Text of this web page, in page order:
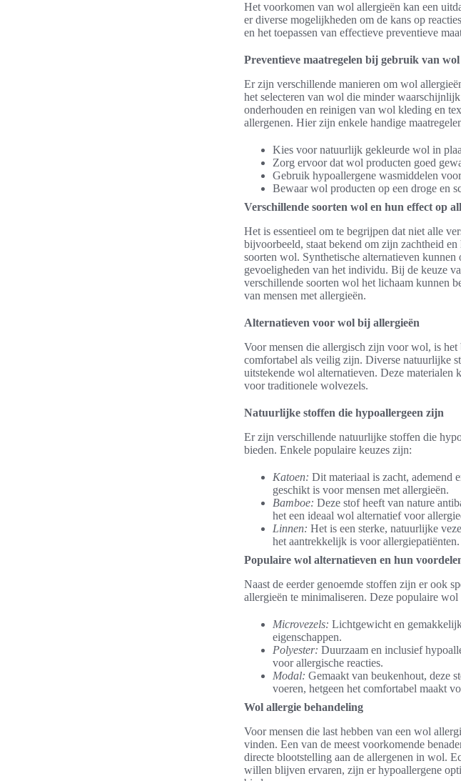
Het voorkomen van wol allergieën kan een
er diverse mogelijkheden om de kans op
en het toepassen van effectieve preventieve
Preventieve maatregelen bij gebruik van wol
Er zijn verschillende manieren om wol
het selecteren van wol die minder
onderhouden en reinigen van wol kleding en
allergenen. Hier zijn enkele handige
Kies voor natuurlijk gekleurde wol in
Zorg ervoor dat wol producten goed
Gebruik hypoallergene wasmiddelen
Bewaar wol producten op een droge en
Verschillende soorten wol en hun effect op
Het is essentieel om te begrijpen dat niet alle
bijvoorbeeld, staat bekend om zijn zachtheid
soorten wol. Synthetische alternatieven
gevoeligheden van het individu. Bij de keuze
verschillende soorten wol het lichaam kunnen
van mensen met allergieën.
Alternatieven voor wol bij allergieën
Voor mensen die allergisch zijn voor wol, is
comfortabel als veilig zijn. Diverse natuurlijke
uitstekende wol alternatieven. Deze
voor traditionele wolvezels.
Natuurlijke stoffen die hypoallergeen zijn
Er zijn verschillende natuurlijke stoffen die
bieden. Enkele populaire keuzes zijn:
Katoen: Dit materiaal is zacht, ademend
geschikt is voor mensen met allergieën.
Bamboe: Deze stof heeft van nature
het een ideaal wol alternatief voor
Linnen: Het is een sterke, natuurlijke
het aantrekkelijk is voor allergiepatiënten.
Populaire wol alternatieven en hun
Naast de eerder genoemde stoffen zijn er ook
allergieën te minimaliseren. Deze populaire
Microvezels: Lichtgewicht en
eigenschappen.
Polyester: Duurzaam en inclusief
voor allergische reacties.
Modal: Gemaakt van beukenhout, deze
voeren, hetgeen het comfortabel maakt
Wol allergie behandeling
Voor mensen die last hebben van een wol
vinden. Een van de meest voorkomende
directe blootstelling aan de allergenen in wol.
willen blijven ervaren, zijn er hypoallergene